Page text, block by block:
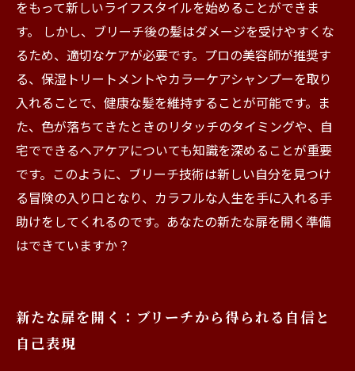
をもって新しいライフスタイルを始めることができま
す。 しかし、ブリーチ後の髪はダメージを受けやすくな
るため、適切なケアが必要です。プロの美容師が推奨す
る、保湿トリートメントやカラーケアシャンプーを取り
入れることで、健康な髪を維持することが可能です。ま
た、色が落ちてきたときのリタッチのタイミングや、自
宅でできるヘアケアについても知識を深めることが重要
です。このように、ブリーチ技術は新しい自分を見つけ
る冒険の入り口となり、カラフルな人生を手に入れる手
助けをしてくれるのです。あなたの新たな扉を開く準備
はできていますか？
新たな扉を開く：ブリーチから得られる自信と
自己表現